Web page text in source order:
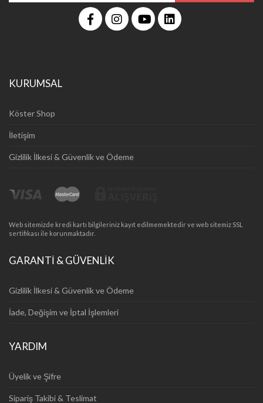
KURUMSAL
Köster Shop
İletişim
Gizlilik İlkesi & Güvenlik ve Ödeme
Web sitemizde kredi kartı bilgileriniz kayıt edilmemektedir ve web sitemiz SSL
sertifikası ile korunmaktadır.
GARANTİ & GÜVENLİK
Gizlilik İlkesi & Güvenlik ve Ödeme
İade, Değişim ve İptal İşlemleri
YARDIM
Üyelik ve Şifre
Sipariş Takibi & Teslimat